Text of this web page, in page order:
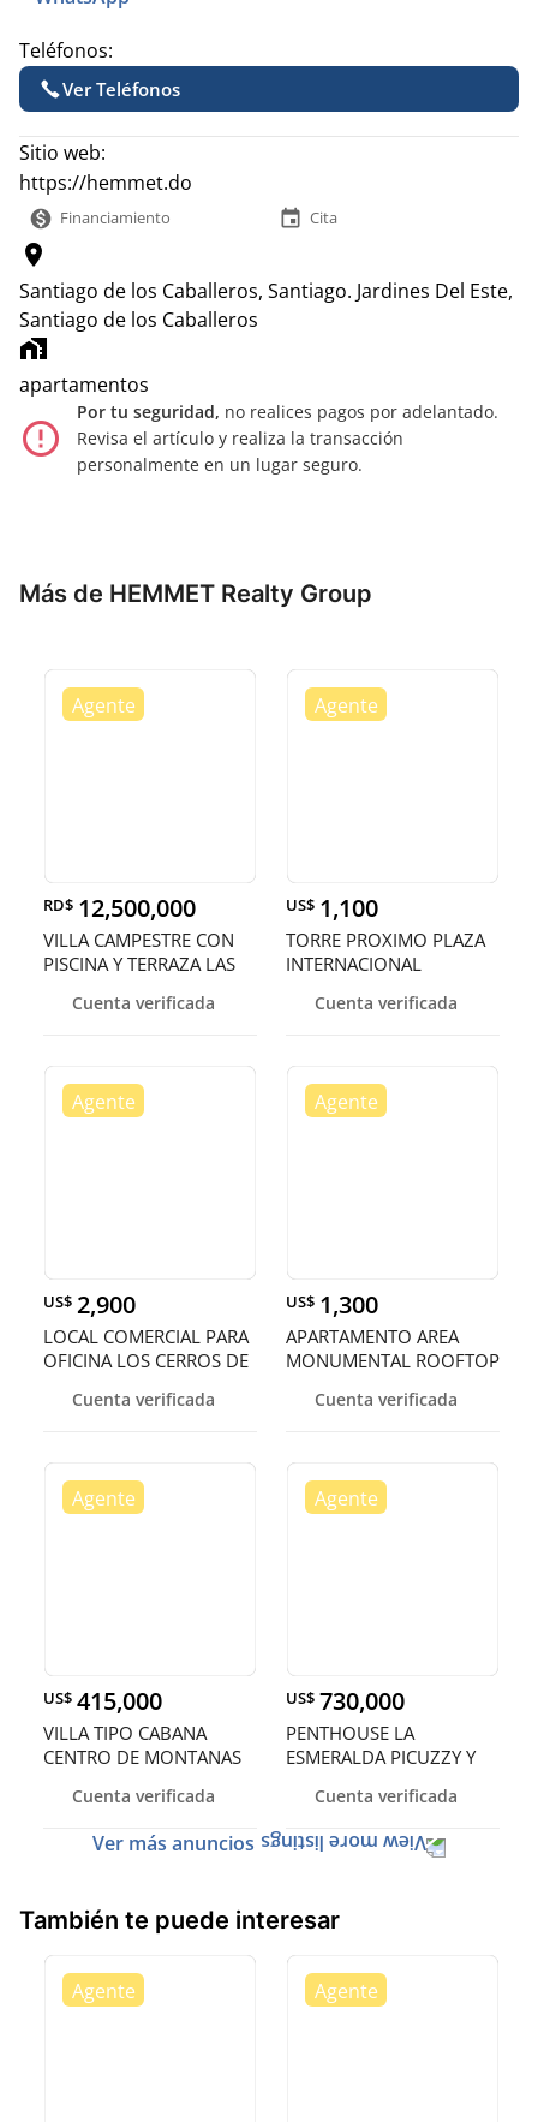
Teléfonos:
Ver Teléfonos
Sitio web:
https://hemmet.do
monetization_on Financiamiento event Cita
location_on
Santiago de los Caballeros, Santiago. Jardines Del Este,
Santiago de los Caballeros
home_work
apartamentos
error_outline
Por tu seguridad, no realices pagos por adelantado.
Revisa el artículo y realiza la transacción
personalmente en un lugar seguro.
Más de HEMMET Realty Group
RD$ 12,500,000
VILLA CAMPESTRE CON
PISCINA Y TERRAZA LAS
Cuenta verificada
US$ 1,100
TORRE PROXIMO PLAZA
INTERNACIONAL
Cuenta verificada
US$ 2,900
LOCAL COMERCIAL PARA
OFICINA LOS CERROS DE
Cuenta verificada
US$ 1,300
APARTAMENTO AREA
MONUMENTAL ROOFTOP
Cuenta verificada
US$ 415,000
VILLA TIPO CABANA
CENTRO DE MONTANAS
Cuenta verificada
US$ 730,000
PENTHOUSE LA
ESMERALDA PICUZZY Y
Cuenta verificada
Ver más anuncios
También te puede interesar